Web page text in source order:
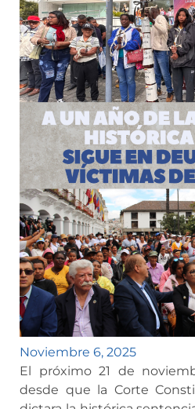
Noviembre 6, 2025
El próximo 21 de
desde que la Corte